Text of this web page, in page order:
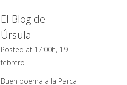
El Blog de
Úrsula
Posted at 17:00h, 19
febrero
Buen poema a la Parca